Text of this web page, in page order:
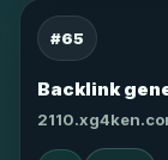
#65
Backlink